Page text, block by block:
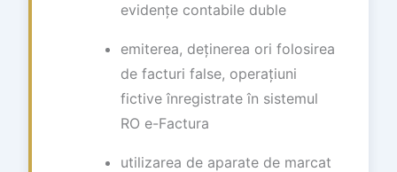
evidențe contabile duble
emiterea, deținerea ori folosirea
de facturi false, operațiuni
fictive înregistrate în sistemul
RO e-Factura
utilizarea de aparate de marcat